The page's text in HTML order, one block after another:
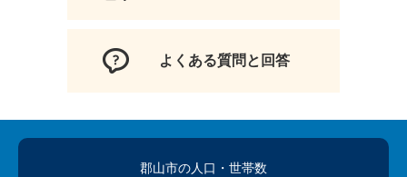
よくある質問と回答
郡山市の人口 ・世帯数